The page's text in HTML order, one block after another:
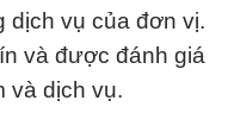
dịch vụ của đơn vị.
và được đánh giá
và dịch vụ.